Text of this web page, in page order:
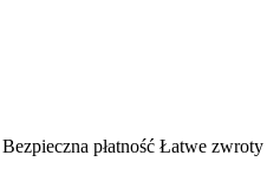
Bezpieczna płatność Łatwe zwroty